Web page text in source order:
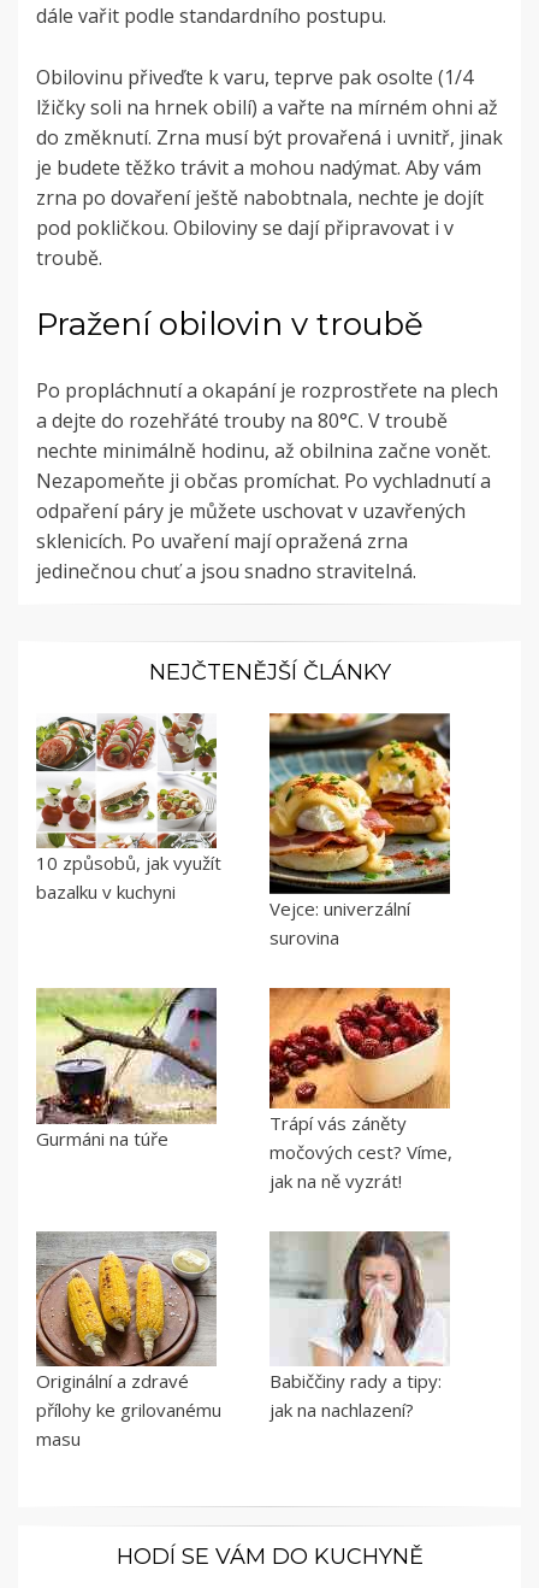
dále vařit podle standardního postupu.
Obilovinu přiveďte k varu, teprve pak osolte (1/4
lžičky soli na hrnek obilí) a vařte na mírném ohni až
do změknutí. Zrna musí být provařená i uvnitř, jinak
je budete těžko trávit a mohou nadýmat. Aby vám
zrna po dovaření ještě nabobtnala, nechte je dojít
pod pokličkou. Obiloviny se dají připravovat i v
troubě.
Pražení obilovin v troubě
Po propláchnutí a okapání je rozprostřete na plech
a dejte do rozehřáté trouby na 80°C. V troubě
nechte minimálně hodinu, až obilnina začne vonět.
Nezapomeňte ji občas promíchat. Po vychladnutí a
odpaření páry je můžete uschovat v uzavřených
sklenicích. Po uvaření mají opražená zrna
jedinečnou chuť a jsou snadno stravitelná.
NEJČTENĚJŠÍ ČLÁNKY
10 způsobů, jak využít
bazalku v kuchyni
Vejce: univerzální
surovina
Gurmáni na túře
Trápí vás záněty
močových cest? Víme,
jak na ně vyzrát!
Originální a zdravé
přílohy ke grilovanému
masu
Babiččiny rady a tipy:
jak na nachlazení?
HODÍ SE VÁM DO KUCHYNĚ